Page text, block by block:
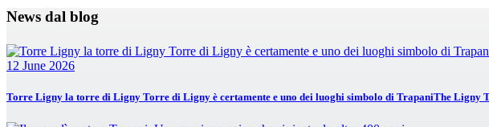
News dal blog
12 June 2026
Torre Ligny la torre di Ligny Torre di Ligny è certamente e uno dei luoghi simbolo di TrapaniThe Ligny